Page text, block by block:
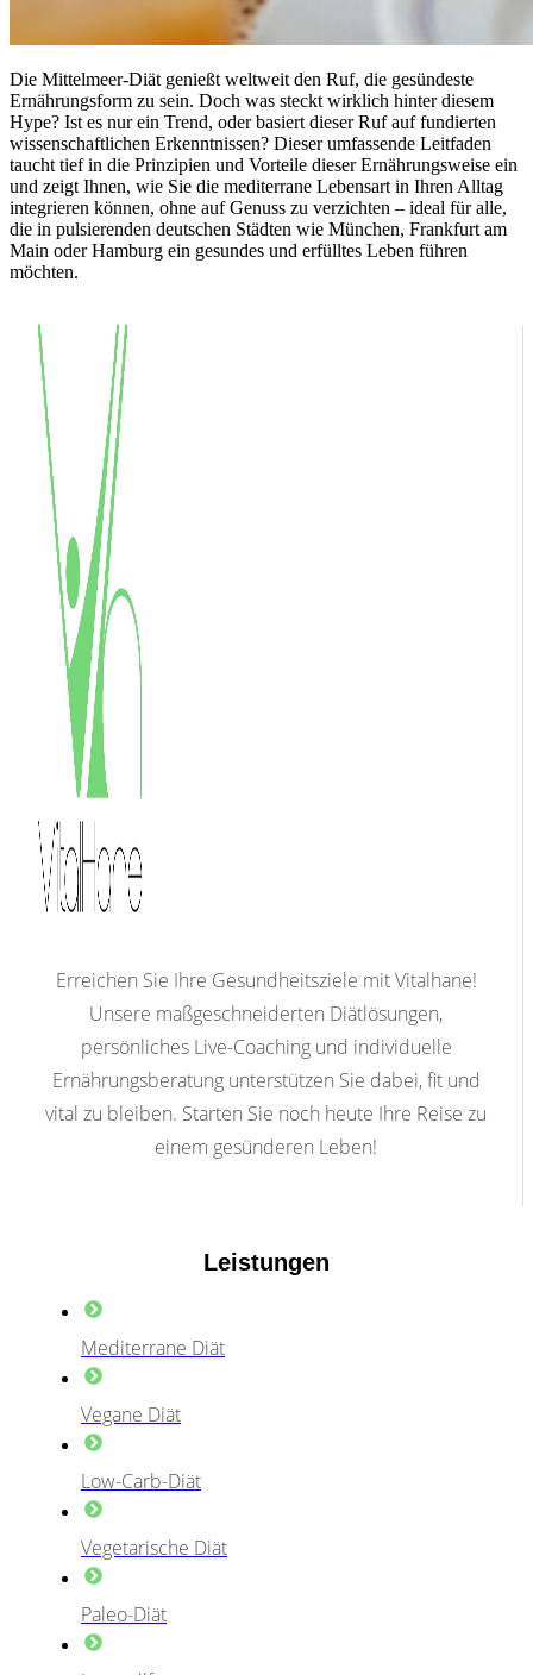
Die Mittelmeer-Diät genießt weltweit den Ruf, die gesündeste
Ernährungsform zu sein. Doch was steckt wirklich hinter diesem
Hype? Ist es nur ein Trend, oder basiert dieser Ruf auf fundierten
wissenschaftlichen Erkenntnissen? Dieser umfassende Leitfaden
taucht tief in die Prinzipien und Vorteile dieser Ernährungsweise ein
und zeigt Ihnen, wie Sie die mediterrane Lebensart in Ihren Alltag
integrieren können, ohne auf Genuss zu verzichten – ideal für alle,
die in pulsierenden deutschen Städten wie München, Frankfurt am
Main oder Hamburg ein gesundes und erfülltes Leben führen
möchten.
Erreichen Sie Ihre Gesundheitsziele mit Vitalhane!
Unsere maßgeschneiderten Diätlösungen,
persönliches Live-Coaching und individuelle
Ernährungsberatung unterstützen Sie dabei, fit und
vital zu bleiben. Starten Sie noch heute Ihre Reise zu
einem gesünderen Leben!
Leistungen
Mediterrane Diät
Vegane Diät
Low-Carb-Diät
Vegetarische Diät
Paleo-Diät